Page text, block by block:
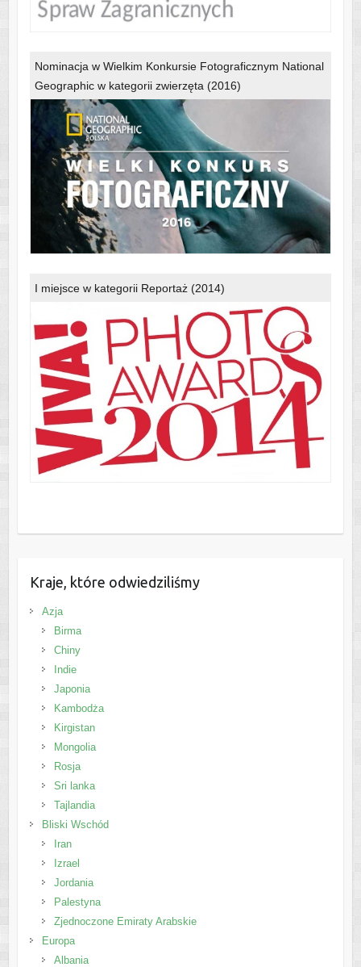
Nominacja w Wielkim Konkursie Fotograficznym National
Geographic w kategorii zwierzęta (2016)
I miejsce w kategorii Reportaż (2014)
Kraje, które odwiedziliśmy
Azja
Birma
Chiny
Indie
Japonia
Kambodża
Kirgistan
Mongolia
Rosja
Sri lanka
Tajlandia
Bliski Wschód
Iran
Izrael
Jordania
Palestyna
Zjednoczone Emiraty Arabskie
Europa
Albania